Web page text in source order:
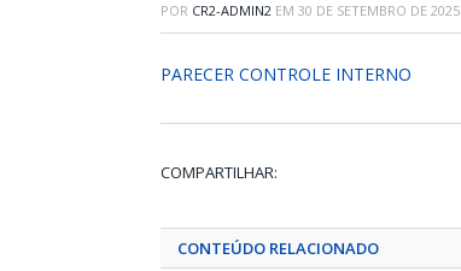
POR CR2-ADMIN2 EM 30 DE SETEMBRO DE 2025
PARECER CONTROLE INTERNO
COMPARTILHAR:
CONTEÚDO RELACIONADO